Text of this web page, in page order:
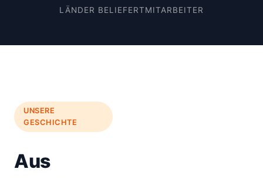
LÄNDER BELIEFERTMITARBEITER
UNSERE
GESCHICHTE
Aus